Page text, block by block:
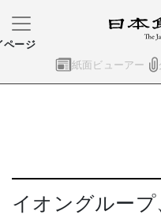
紙面ビューアー
ページ
イオングルー